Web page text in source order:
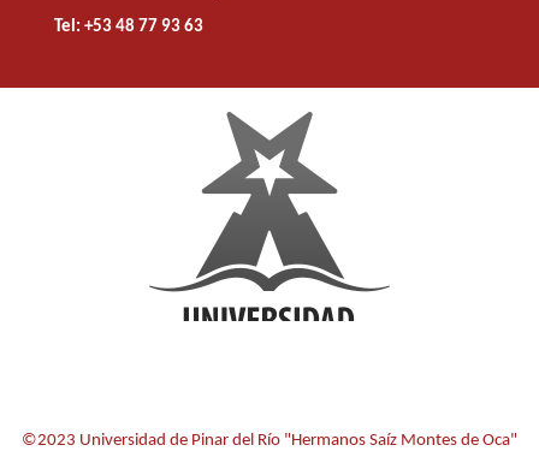
Tel: +53 48 77 93 63
©2023 Universidad de Pinar del Río "Hermanos Saíz Montes de Oca"